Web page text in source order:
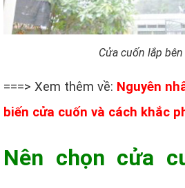
Cửa cuốn lắp
===> Xem thêm về: Nguyên
biến cửa cuốn và cách khắc
Nên chọn cửa